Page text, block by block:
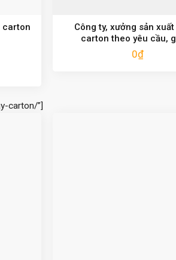
carton
Công ty, xưởng sản
carton theo yêu cầu,
0₫
carton/”]